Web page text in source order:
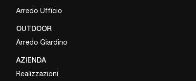
Arredo Ufficio
OUTDOOR
Arredo Giardino
AZIENDA
Realizzazioni